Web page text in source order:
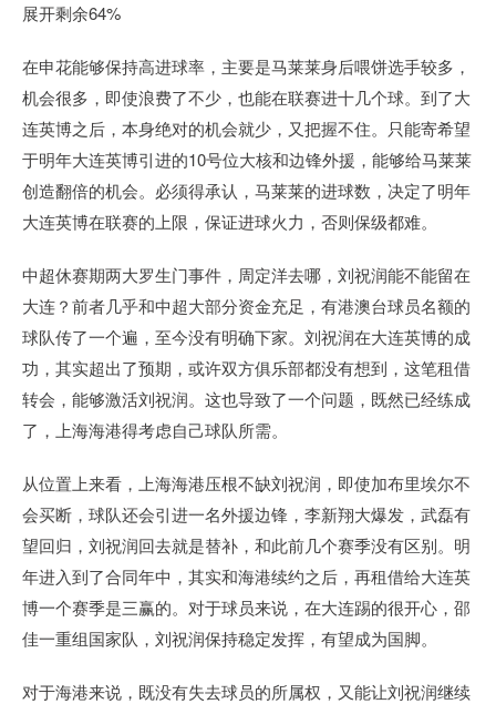
展开剩余64%
在申花能够保持高进球率，主要是马莱莱身后喂饼选手较多，
机会很多，即使浪费了不少，也能在联赛进十几个球。到了大
连英博之后，本身绝对的机会就少，又把握不住。只能寄希望
于明年大连英博引进的10号位大核和边锋外援，能够给马莱莱
创造翻倍的机会。必须得承认，马莱莱的进球数，决定了明年
大连英博在联赛的上限，保证进球火力，否则保级都难。
中超休赛期两大罗生门事件，周定洋去哪，刘祝润能不能留在
大连？前者几乎和中超大部分资金充足，有港澳台球员名额的
球队传了一个遍，至今没有明确下家。刘祝润在大连英博的成
功，其实超出了预期，或许双方俱乐部都没有想到，这笔租借
转会，能够激活刘祝润。这也导致了一个问题，既然已经练成
了，上海海港得考虑自己球队所需。
从位置上来看，上海海港压根不缺刘祝润，即使加布里埃尔不
会买断，球队还会引进一名外援边锋，李新翔大爆发，武磊有
望回归，刘祝润回去就是替补，和此前几个赛季没有区别。明
年进入到了合同年中，其实和海港续约之后，再租借给大连英
博一个赛季是三赢的。对于球员来说，在大连踢的很开心，邵
佳一重组国家队，刘祝润保持稳定发挥，有望成为国脚。
对于海港来说，既没有失去球员的所属权，又能让刘祝润继续